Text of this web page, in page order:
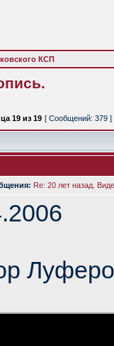
КСП
19 из 19 [ Сообщений: 379 ]
Re: 20 лет назад.